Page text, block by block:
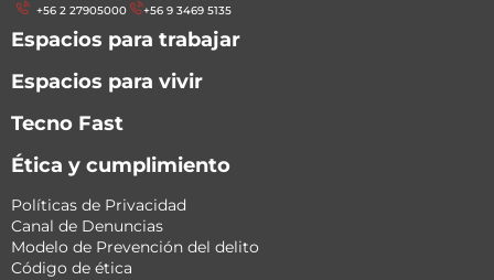
+56 2 27905000
+56 9 3469 5135
Espacios para trabajar
Espacios para vivir
Tecno Fast
Ética y cumplimiento
Políticas de Privacidad
Canal de Denuncias
Modelo de Prevención del delito
Código de ética